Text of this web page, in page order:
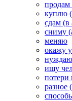
продам
куплю
сдам (в
сниму
меняю
окажу
ищу
потери
разное